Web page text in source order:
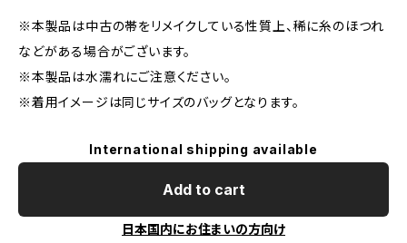
※本製品は中古の帯をリメイクしている性質上、稀に糸のほつれ
などがある場合がございます。
※本製品は水濡れにご注意ください。
※着用イメージは同じサイズのバッグとなります。
International shipping available
Add to cart
日本国内にお住まいの方向け